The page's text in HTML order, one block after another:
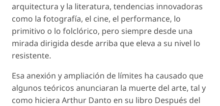
arquitectura y la literatura, tendencias innovadoras
como la fotografía, el cine, el performance, lo
primitivo o lo folclórico, pero siempre desde una
mirada dirigida desde arriba que eleva a su nivel lo
resistente.
Esa anexión y ampliación de límites ha causado que
algunos teóricos anunciaran la muerte del arte, tal y
como hiciera Arthur Danto en su libro Después del